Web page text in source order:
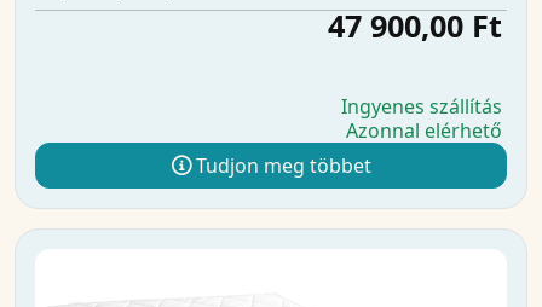
47 900,00 Ft
Ingyenes szállítás
Azonnal elérhető
Tudjon meg többet